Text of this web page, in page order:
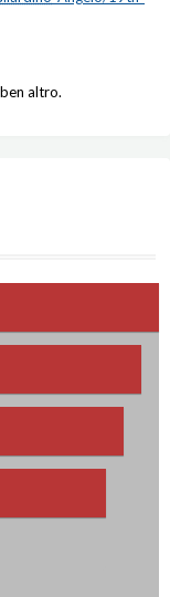
altro.